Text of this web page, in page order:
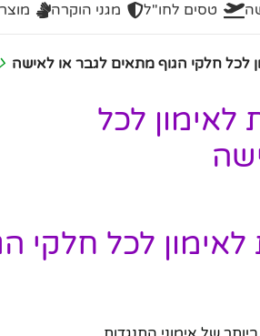
טסים לחו"ל מגני הוקרה
לאימון לכל